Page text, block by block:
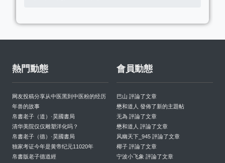
熱門動態
网友投稿分享从中医黑到中医粉的经历
年兽的故事
帛書老子（道）·昊國書局
清华美院仅仅雕塑洋化吗？
帛書老子（德）·昊國書局
独家考证今年是黄帝纪元11020年
帛書版老子德道經
會員動態
巴山 評論了文章
懋和道人 發佈了新的主題帖
无為 評論了文章
懋和道人 評論了文章
风幽天下_945 評論了文章
椰子 評論了文章
宁波小飞象 評論了文章